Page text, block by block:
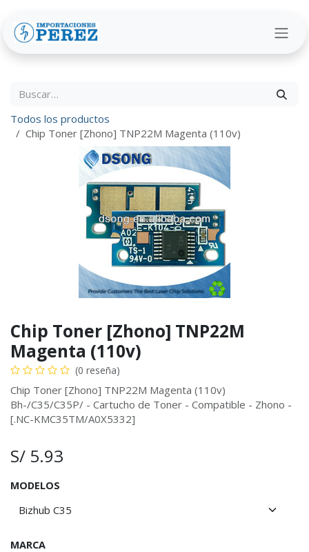
Todos los productos
Chip Toner [Zhono] TNP22M Magenta (110v)
Chip Toner [Zhono] TNP22M
Magenta (110v)
(0 reseña)
Chip Toner [Zhono] TNP22M Magenta (110v)
Bh-/C35/C35P/ - Cartucho de Toner - Compatible - Zhono -
[.NC-KMC35TM/A0X5332]
S/ 5.93
MODELOS
MARCA